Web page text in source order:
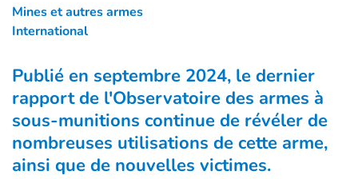
Mines et autres armes
International
Publié en septembre 2024, le dernier
rapport de l'Observatoire des armes à
sous-munitions continue de révéler de
nombreuses utilisations de cette arme,
ainsi que de nouvelles victimes.